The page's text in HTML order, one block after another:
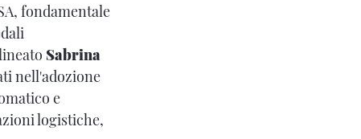
fondamentale
Sabrina
nell'adozione
e
logistiche,